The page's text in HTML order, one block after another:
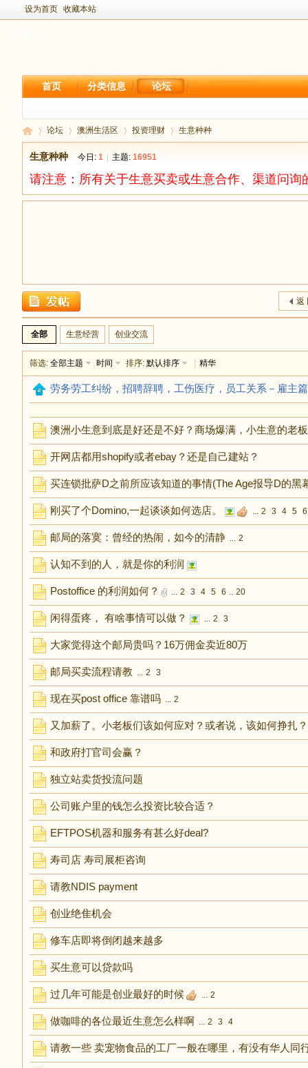
设为首页 收藏本站
首页 分类信息 论坛
足
论坛 澳洲生活区 投资理财 生意种种
生意种种 今日: 1 主题: 16951
请注意：所有关于生意买卖或生意合作、渠道问询
返
全部 生意经营 创业交流
筛选: 全部主题 时间 排序: 默认排序 精华
劳务劳工纠纷，招聘辞聘，工伤医疗，员工关系－雇主篇
澳洲小生意到底是好还是不好？商场爆满，小生意的老
开网店都用shopify或者ebay？还是自己建站？
买连锁批萨D之前所应该知道的事情(The Age报导D的黑
刚买了个Domino,一起谈谈如何选店。 ... 2 3 4 5 6
邮局的落寞：曾经的热闹，如今的清静 ... 2
认知不到的人，就是你的利润
Postoffice 的利润如何？ ... 2 3 4 5 6 .. 20
闲得蛋疼， 有啥事情可以做？ ... 2 3
大家觉得这个邮局贵吗？16万佣金卖近80万
邮局买卖流程请教 ... 2 3
现在买post office 靠谱吗 ... 2
又加薪了。小老板们该如何应对？或者说，该如何挣扎？
和政府打官司会赢？
独立站卖货投流问题
公司账户里的钱怎么投资比较合适？
EFTPOS机器和服务有甚么好deal?
寿司店 寿司展柜咨询
请教NDIS payment
创业绝隹机会
修车店即将倒闭越来越多
买生意可以贷款吗
过几年可能是创业最好的时候 ... 2
做咖啡的各位最近生意怎么样啊 ... 2 3 4
请教一些 卖宠物食品的工厂一般在哪里，有没有华人同